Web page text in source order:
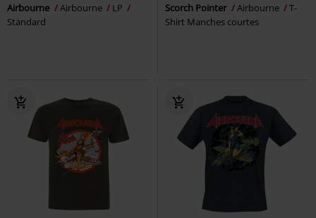
Airbourne Airbourne
LP
Standard
Scorch Pointer Airbourne
T-
Shirt Manches courtes